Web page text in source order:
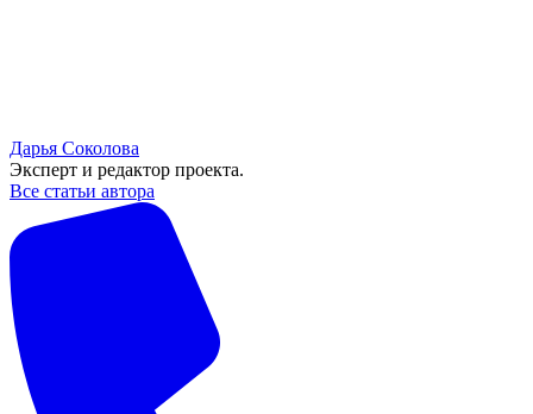
Дарья Соколова
Эксперт и редактор проекта.
Все статьи автора